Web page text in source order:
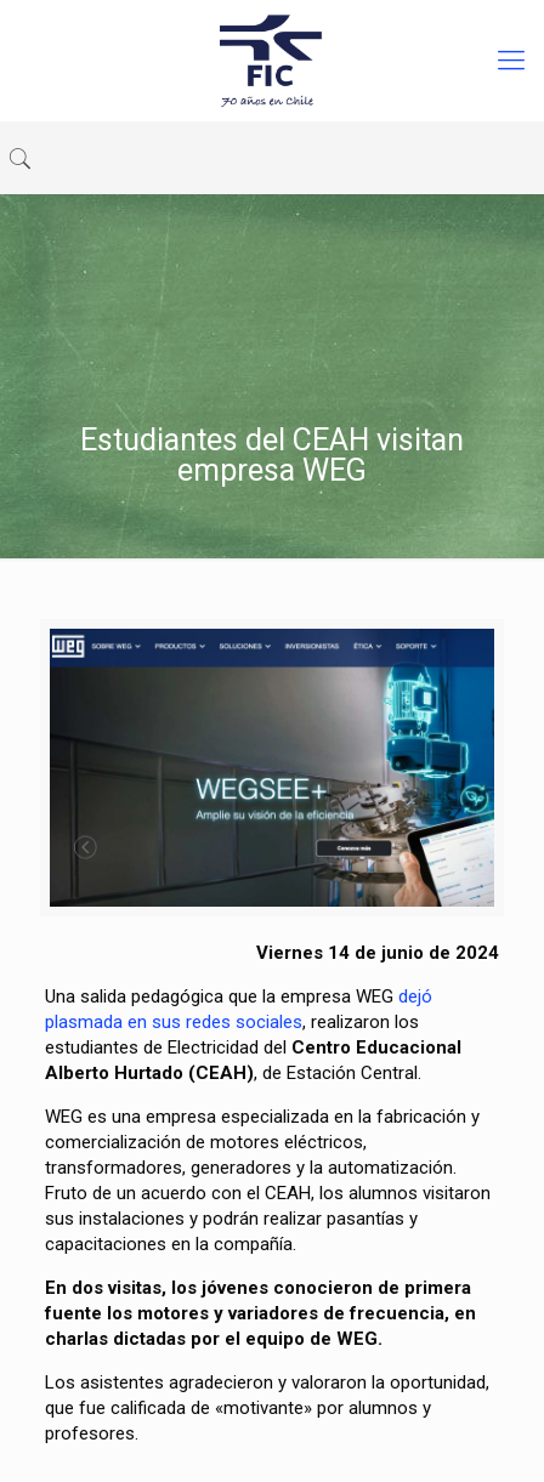
Estudiantes del CEAH visitan
empresa WEG
Viernes 14 de junio de 2024
Una salida pedagógica que la empresa WEG dejó
plasmada en sus redes sociales, realizaron los
estudiantes de Electricidad del Centro Educacional
Alberto Hurtado (CEAH), de Estación Central.
WEG es una empresa especializada en la fabricación y
comercialización de motores eléctricos,
transformadores, generadores y la automatización.
Fruto de un acuerdo con el CEAH, los alumnos visitaron
sus instalaciones y podrán realizar pasantías y
capacitaciones en la compañía.
En dos visitas, los jóvenes conocieron de primera
fuente los motores y variadores de frecuencia, en
charlas dictadas por el equipo de WEG.
Los asistentes agradecieron y valoraron la oportunidad,
que fue calificada de «motivante» por alumnos y
profesores.